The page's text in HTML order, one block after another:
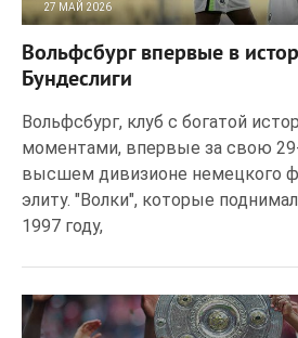
27 МАЙ 2026
Вольфсбург впервые в
Бундеслиги
Вольфсбург, клуб с богатой
моментами, впервые за свою
высшем дивизионе немецкого
элиту. "Волки", которые
1997 году,